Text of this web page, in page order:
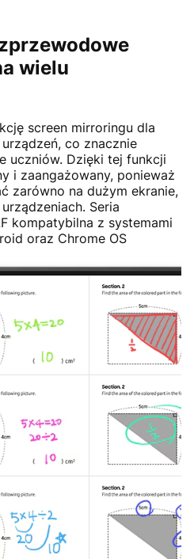
wielu
screen mirroringu dla
co znacznie
uczniów. Dzięki tej funkcji
i zaangażowany, ponieważ
zarówno na dużym ekranie,
Seria
kompatybilna z systemami
oraz Chrome OS